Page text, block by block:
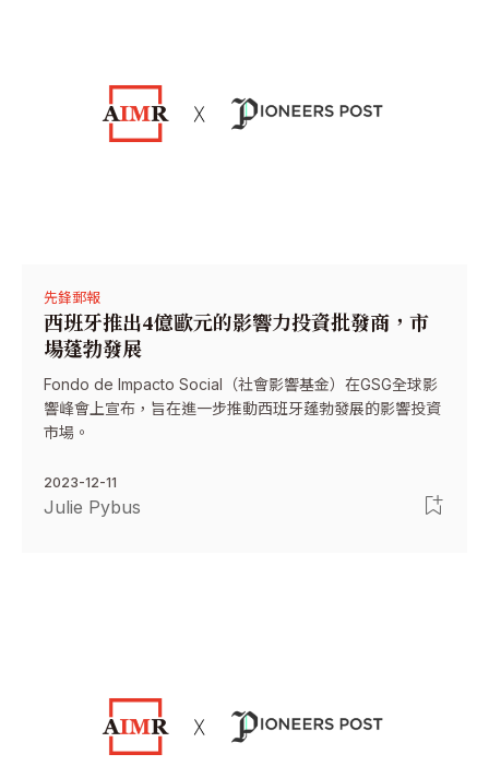
先鋒郵報
西班牙推出4億歐元的影響力投資批發商，市
場蓬勃發展
Fondo de Impacto Social（社會影響基金）在GSG全球影
響峰會上宣布，旨在進一步推動西班牙蓬勃發展的影響投資
市場。
2023-12-11
Julie Pybus